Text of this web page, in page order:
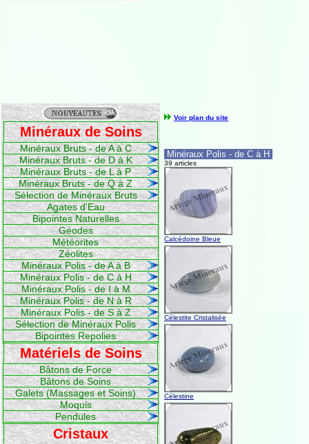
Minéraux de Soins
Minéraux Bruts - de A à C
Minéraux Bruts - de D à K
Minéraux Bruts - de L à P
Minéraux Bruts - de Q à Z
Sélection de Minéraux Bruts
Agates d'Eau
Bipointes Naturelles
Géodes
Météorites
Zéolites
Minéraux Polis - de A à B
Minéraux Polis - de C à H
Minéraux Polis - de I à M
Minéraux Polis - de N à R
Minéraux Polis - de S à Z
Sélection de Minéraux Polis
Bipointes Repolies
Matériels de Soins
Bâtons de Force
Bâtons de Soins
Galets (Massages et Soins)
Moquis
Pendules
Cristaux
Voir plan du site
Minéraux Polis - de C à H
39 articles
Calcédoine Bleue
Célestite Cristalisée
Célestine